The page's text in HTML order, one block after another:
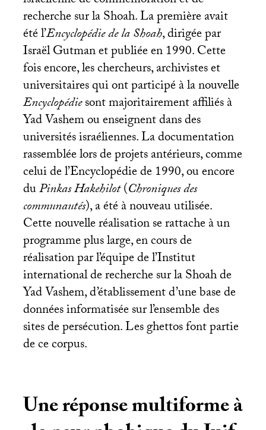
recherche sur la Shoah. La première avait
été l’Encyclopédiede la Shoah, dirigée par
Israël Gutman et publiée en 1990. Cette
fois encore, les chercheurs, archivistes et
universitaires qui ont participé à la nouvelle
Encyclopédiesont majoritairement affiliés à
Yad Vashem ou enseignent dans des
universités israéliennes. La documentation
rassemblée lors de projets antérieurs, comme
celui de l’Encyclopédie de 1990, ou encore
duPinkasHakehilot(Chroniques des
communautés), a été à nouveau utilisée.
Cette nouvelle réalisation se rattache à un
programme plus large, en cours de
réalisation par l’équipe de l’Institut
international de recherche sur la Shoah de
Yad Vashem, d’établissement d’une base de
données informatisée sur l’ensemble des
sites de persécution. Les ghettos font partie
de ce corpus.
Une réponse multiforme à